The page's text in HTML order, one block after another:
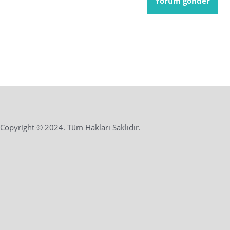
Copyright © 2024. Tüm Hakları Saklıdır.